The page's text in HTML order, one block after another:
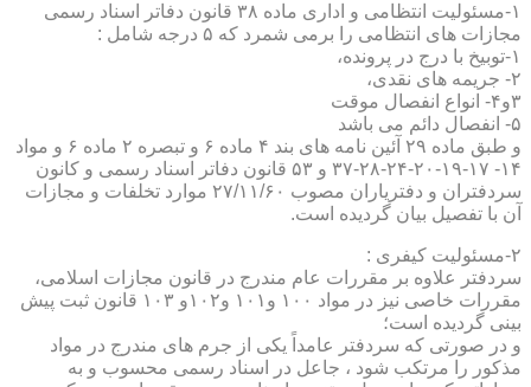
۱-مسئولیت انتظامی و اداری ماده ۳۸ قانون دفاتر اسناد رسمی
مجازات های انتظامی را برمی شمرد که ۵ درجه شامل :
۱-توبیخ با درج در پرونده،
۲- جریمه های نقدی،
۳و۴- انواع انفصال موقت
۵- انفصال دائم می باشد
و طبق ماده ۲۹ آئین نامه های بند ۴ ماده ۶ و تبصره ۲ ماده ۶ و مواد
۱۴- ۱۷-۱۹-۲۰-۲۴-۲۸-۳۷ و ۵۳ قانون دفاتر اسناد رسمی و کانون
سردفتران و دفتریاران مصوب ۲۷/۱۱/۶۰ موارد تخلفات و مجازات
آن با تفصیل بیان گردیده است.
۲-مسئولیت کیفری :
سردفتر علاوه بر مقررات عام مندرج در قانون مجازات اسلامی،
مقررات خاصی نیز در مواد ۱۰۰ و۱۰۱ و۱۰۲و ۱۰۳ قانون ثبت پیش
بینی گردیده است؛
و در صورتی که سردفتر عامداً یکی از جرم های مندرج در مواد
مذکور را مرتکب شود ، جاعل در اسناد رسمی محسوب و به